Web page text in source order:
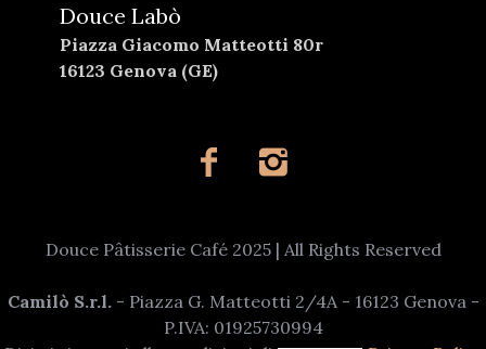
Douce Labò
Piazza Giacomo Matteotti 80r
16123 Genova (GE)
Douce Pâtisserie Café 2025 | All Rights Reserved
Camilò S.r.l.- Piazza G. Matteotti 2/4A - 16123 Genova -
P.IVA: 01925730994